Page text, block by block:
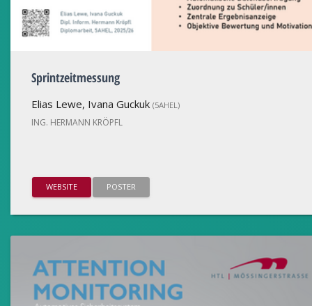
Sprintzeitmessung
Elias Lewe, Ivana Guckuk (5AHEL)
ING. HERMANN KRÖPFL
WEBSITE POSTER